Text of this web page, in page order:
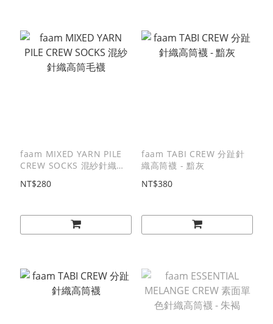
faam MIXED YARN PILE
CREW SOCKS 混紗針織高
NT$280
faam TABI CREW 分趾針
織高筒襪 - 黯灰
NT$380